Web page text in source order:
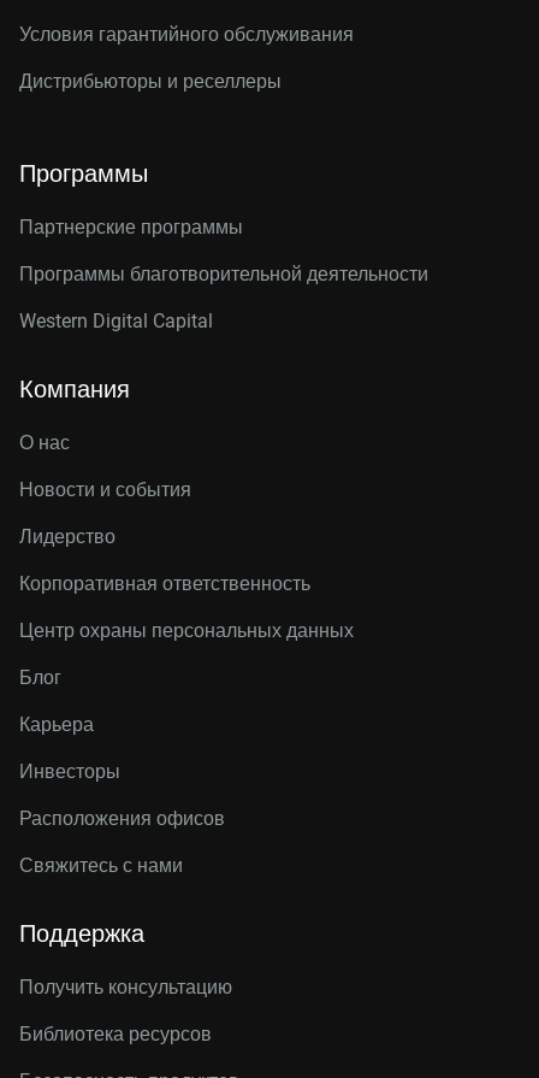
Условия гарантийного обслуживания
Дистрибьюторы и реселлеры
Программы
Партнерские программы
Программы благотворительной деятельности
Western Digital Capital
Компания
О нас
Новости и события
Лидерство
Корпоративная ответственность
Центр охраны персональных данных
Блог
Карьера
Инвесторы
Расположения офисов
Свяжитесь с нами
Поддержка
Получить консультацию
Библиотека ресурсов